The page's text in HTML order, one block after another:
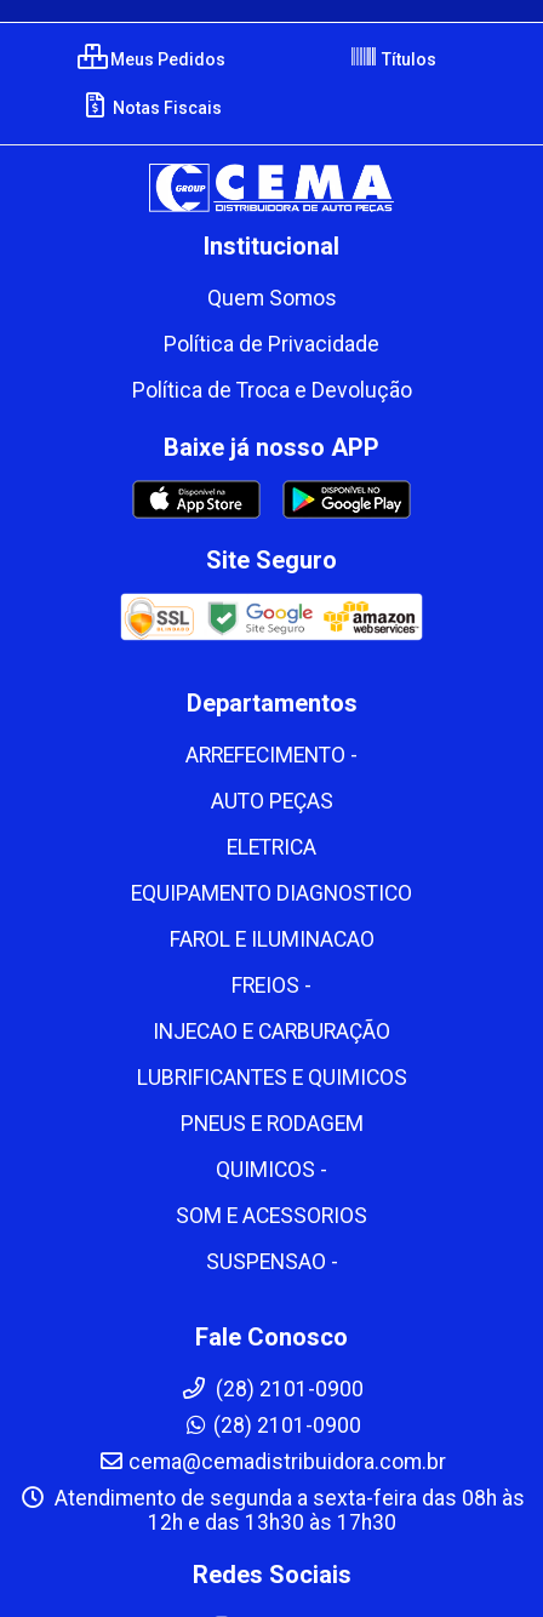
Meus Pedidos Títulos
Notas Fiscais
Institucional
Quem Somos
Política de Privacidade
Política de Troca e Devolução
Baixe já nosso APP
Site Seguro
Departamentos
ARREFECIMENTO -
AUTO PEÇAS
ELETRICA
EQUIPAMENTO DIAGNOSTICO
FAROL E ILUMINACAO
FREIOS -
INJECAO E CARBURAÇÃO
LUBRIFICANTES E QUIMICOS
PNEUS E RODAGEM
QUIMICOS -
SOM E ACESSORIOS
SUSPENSAO -
Fale Conosco
(28) 2101-0900
(28) 2101-0900
cema@cemadistribuidora.com.br
Atendimento de segunda a sexta-feira das 08h às
12h e das 13h30 às 17h30
Redes Sociais